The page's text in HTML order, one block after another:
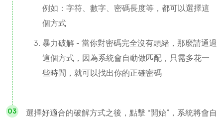
例如：字符、數字、密碼長度等，都可以選擇這
個方式
暴力破解 - 當你對密碼完全沒有頭緒，那麼請通過
這個方式，因為系統會自動做匹配，只需多花一
些時間，就可以找出你的正確密碼
選擇好適合的破解方式之後，點擊 “開始”，系統將會自